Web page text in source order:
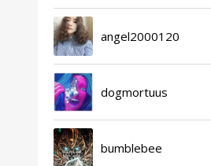
angel2000120
dogmortuus
bumblebee